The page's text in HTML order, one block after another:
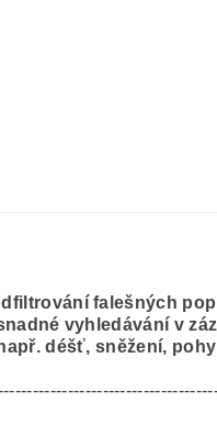
falešných
vyhledávání v
déšť, sněžení,